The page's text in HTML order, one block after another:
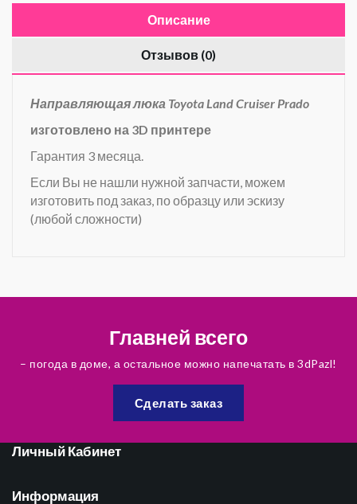
Описание
Отзывов (0)
Направляющая люка Toyota Land Cruiser Prado
изготовлено на 3D принтере
Гарантия 3 месяца.
Если Вы не нашли нужной запчасти, можем
изготовить под заказ, по образцу или эскизу
(любой сложности)
Главней всего
– погода в доме, а остальное можно напечатать в 3dPazl!
Сделать заказ
Личный Кабинет
Информация